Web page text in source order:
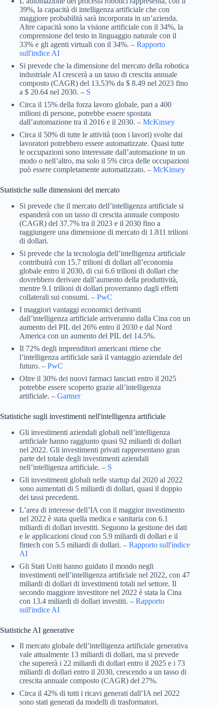
39%, la capacità di intelligenza artificiale che con
maggiore probabilità sarà incorporata in un’azienda.
Altre capacità sono la visione artificiale con il 34%, la
comprensione del testo in linguaggio naturale con il
33% e gli agenti virtuali con il 34%. – Rapporto
sull'indice AI
Si prevede che la dimensione del mercato della robotica
industriale AI crescerà a un tasso di crescita annuale
composto (CAGR) del 13.53% da $ 8.49 nel 2023 fino
a $ 20.64 nel 2030. – S
Circa il 15% della forza lavoro globale, pari a 400
milioni di persone, potrebbe essere spostata
dall’automazione tra il 2016 e il 2030. – McKinsey
Circa il 50% di tutte le attività (non i lavori) svolte dai
lavoratori potrebbero essere automatizzate. Quasi tutte
le occupazioni sono interessate dall’automazione in un
modo o nell’altro, ma solo il 5% circa delle occupazioni
può essere completamente automatizzato. – McKinsey
Statistiche sulle dimensioni del mercato
Si prevede che il mercato dell’intelligenza artificiale si
espanderà con un tasso di crescita annuale composto
(CAGR) del 37.7% tra il 2023 e il 2030 fino a
raggiungere una dimensione di mercato di 1.811 trilioni
di dollari.
Si prevede che la tecnologia dell’intelligenza artificiale
contribuirà con 15.7 trilioni di dollari all’economia
globale entro il 2030, di cui 6.6 trilioni di dollari che
dovrebbero derivare dall’aumento della produttività,
mentre 9.1 trilioni di dollari proverranno dagli effetti
collaterali sui consumi. – PwC
I maggiori vantaggi economici derivanti
dall’intelligenza artificiale arriveranno dalla Cina con un
aumento del PIL del 26% entro il 2030 e dal Nord
America con un aumento del PIL del 14.5%.
Il 72% degli imprenditori americani ritiene che
l’intelligenza artificiale sarà il vantaggio aziendale del
futuro. – PwC
Oltre il 30% dei nuovi farmaci lanciati entro il 2025
potrebbe essere scoperto grazie all’intelligenza
artificiale. – Gartner
Statistiche sugli investimenti nell'intelligenza artificiale
Gli investimenti aziendali globali nell’intelligenza
artificiale hanno raggiunto quasi 92 miliardi di dollari
nel 2022. Gli investimenti privati ​​rappresentano gran
parte del totale degli investimenti aziendali
nell’intelligenza artificiale. – S
Gli investimenti globali nelle startup dal 2020 al 2022
sono aumentati di 5 miliardi di dollari, quasi il doppio
dei tassi precedenti.
L’area di interesse dell’IA con il maggior investimento
nel 2022 è stata quella medica e sanitaria con 6.1
miliardi di dollari investiti. Seguono la gestione dei dati
e le applicazioni cloud con 5.9 miliardi di dollari e il
fintech con 5.5 miliardi di dollari. – Rapporto sull'indice
AI
Gli Stati Uniti hanno guidato il mondo negli
investimenti nell’intelligenza artificiale nel 2022, con 47
miliardi di dollari di investimenti totali nel settore. Il
secondo maggiore investitore nel 2022 è stata la Cina
con 13.4 miliardi di dollari investiti. – Rapporto
sull'indice AI
Statistiche AI ​​generative
Il mercato globale dell’intelligenza artificiale generativa
vale attualmente 13 miliardi di dollari, ma si prevede
che supererà i 22 miliardi di dollari entro il 2025 e i 73
miliardi di dollari entro il 2030, crescendo a un tasso di
crescita annuale composto (CAGR) del 27%.
Circa il 42% di tutti i ricavi generati dall’IA nel 2022
sono stati generati da modelli di trasformatori.